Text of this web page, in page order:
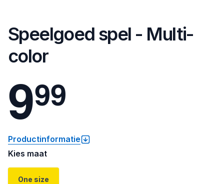
Speelgoed spel - Multi-
color
999
Productinformatie
Kies maat
One size